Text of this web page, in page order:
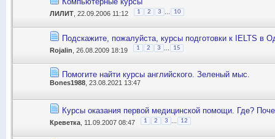
ЛИЛИТ , 22.09.2006 11:12 1 2 3 10
Подскажите, пожалуйста, курсы подготовки к IELTS в
Rojalin , 26.08.2009 18:19 1 2 3 15
Помогите найти курсы английского. Зеленый мыс.
Bones1988 , 23.08.2021 13:47
Курсы оказания первой медицинской помощи. Где?
Креветка , 11.09.2007 08:47 1 2 3 12